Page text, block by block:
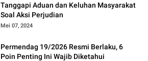
Tanggapi Aduan dan Keluhan Masyarakat
Soal Aksi Perjudian
Mei 07, 2024
Permendag 19/2026 Resmi Berlaku, 6
Poin Penting Ini Wajib Diketahui